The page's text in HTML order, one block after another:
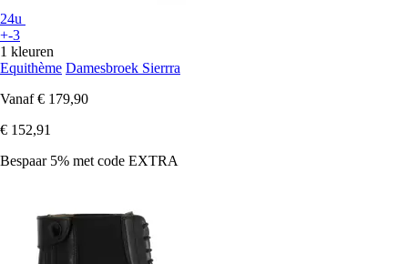
24u
+-3
1 kleuren
Equithème Damesbroek Sierrra
Vanaf € 179,90
€ 152,91
Bespaar 5% met code EXTRA